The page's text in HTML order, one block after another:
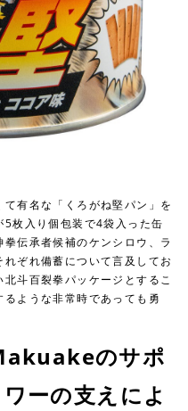
有名な「くろがね堅パン」を
枚⼊り個包装で4袋⼊った⽸
伝承者候補のケンシロウ、ラ
ぞれ備蓄について⾔及してお
⽃百裂拳パッケージとするこ
ような⾮常時であっても勇
のサポ
ーの⽀えによ